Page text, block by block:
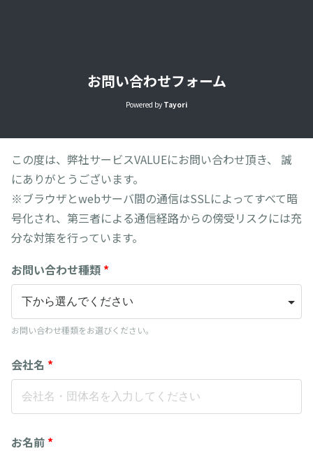
お問い合わせフォーム
Powered by Tayori
この度は、弊社サービスVALUEにお問い合わせ頂き、 誠
にありがとうございます。
※ブラウザとwebサーバ間の通信はSSLによってすべて暗
号化され、第三者による通信経路からの傍受リスクには充
分な対策を行っています。
お問い合わせ種類 *
お問い合わせ種類をお選びください。
会社名 *
お名前 *